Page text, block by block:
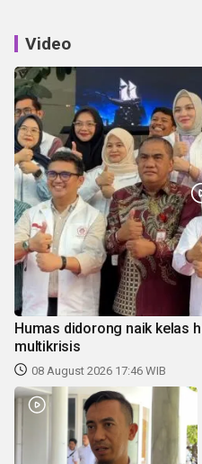
Video
Humas didorong naik kelas
multikrisis
08 August 2026 17:46 WIB